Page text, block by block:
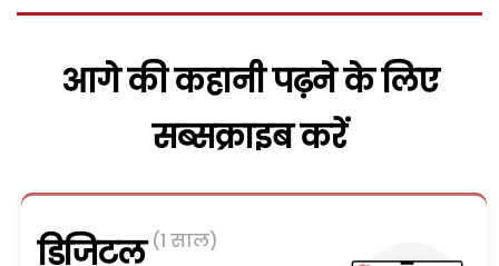
आगे की कहानी पढ़ने के लिए
सब्सक्राइब करें
डिजिटल (1 साल)